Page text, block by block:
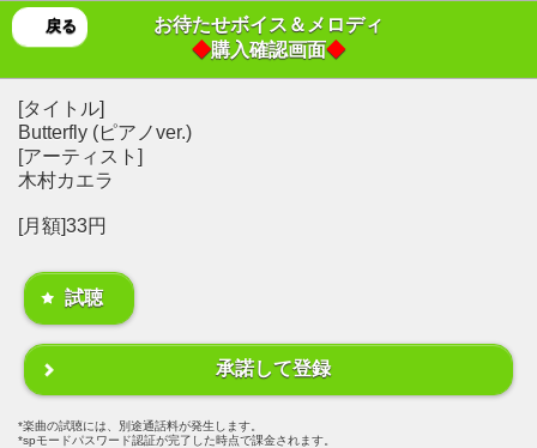
戻る
お待たせボイス＆メロディ
◆購入確認画面◆
[タイトル]
Butterfly (ピアノver.)
[アーティスト]
木村カエラ
[月額]33円
試聴
承諾して登録
楽曲の試聴には、別途通話料が発生します。
spモードパスワード認証が完了した時点で課金されます。